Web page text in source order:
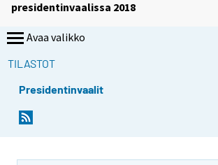
presidentinvaalissa 2018
Avaa valikko
TILASTOT
Presidentinvaalit